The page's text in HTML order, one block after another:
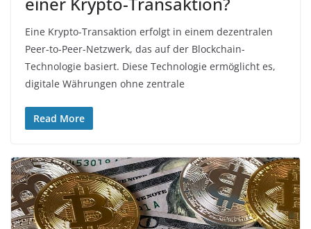
Eine Krypto-Transaktion erfolgt in einem dezentralen
Peer-to-Peer-Netzwerk, das auf der Blockchain-
Technologie basiert. Diese Technologie ermöglicht es,
digitale Währungen ohne zentrale
Read More